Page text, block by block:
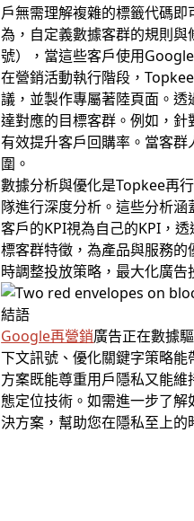
戶無需理解複雜的標籤代碼
為，自定義數據客群的規則
號），當這些客戶使用
在營銷活動執行階段，
議，並製作專屬著陸頁面。
達對應的目標客群。例如，
有效提升客戶回購率。當客
圍。
數據分析與優化是Topkee再
隊進行深度分析。這些分析
客戶的KPI視為自己的KPI，
標客群特徵，為產品與服務
時調整投放策略，最大化廣告
結語
Google再營銷廣告正在數據
下文訊號、優化關鍵字策略
方案既能尊重用戶隱私又能
態定位技術。如需進一步了
決方案，幫助您在隱私至上的